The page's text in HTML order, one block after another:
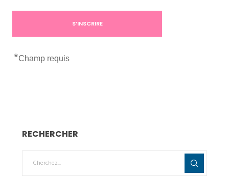
*Champ requis
RECHERCHER